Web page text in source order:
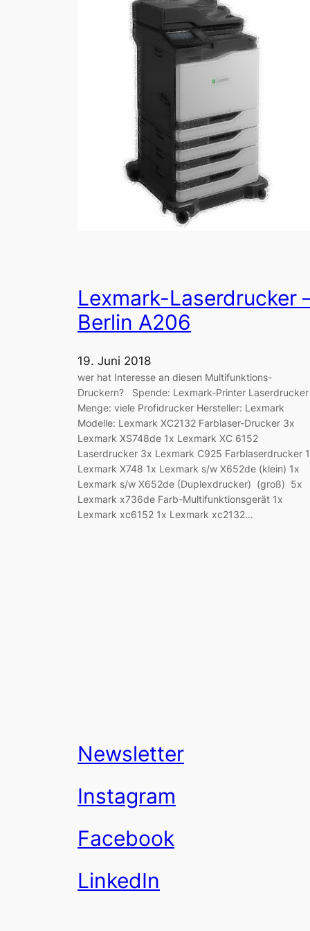
Lexmark-Laserdrucker
Berlin A206
19. Juni 2018
wer hat Interesse an diesen Multifunktions-
Druckern? Spende: Lexmark-Printer Laserdrucker
Menge: viele Profidrucker Hersteller: Lexmark
Modelle: Lexmark XC2132 Farblaser-Drucker 3x
Lexmark XS748de 1x Lexmark XC 6152
Laserdrucker 3x Lexmark C925 Farblaserdrucker
Lexmark X748 1x Lexmark s/w X652de (klein) 1x
Lexmark s/w X652de (Duplexdrucker) (groß) 5x
Lexmark x736de Farb-Multifunktionsgerät 1x
Lexmark xc6152 1x Lexmark xc2132…
Newsletter
Instagram
Facebook
LinkedIn